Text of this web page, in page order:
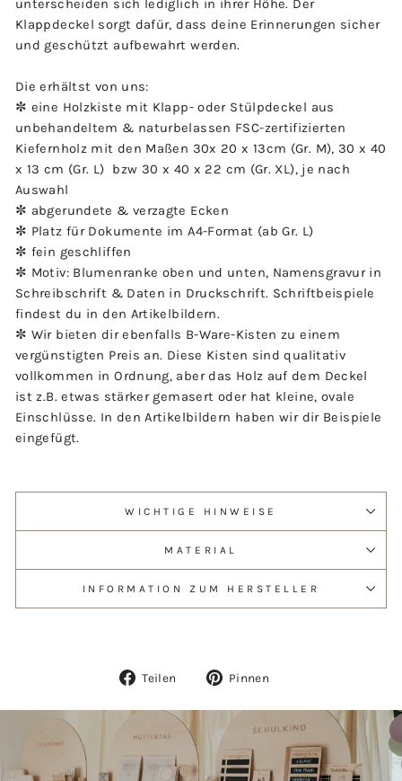
unterscheiden sich lediglich in ihrer Höhe. Der
Klappdeckel sorgt dafür, dass deine Erinnerungen sicher
und geschützt aufbewahrt werden.
Die erhältst von uns:
✼ eine Holzkiste mit Klapp- oder Stülpdeckel aus
unbehandeltem & naturbelassen FSC-zertifizierten
Kiefernholz mit den Maßen 30x 20 x 13cm (Gr. M), 30 x 40
x 13 cm (Gr. L) bzw 30 x 40 x 22 cm (Gr. XL), je nach
Auswahl
✼ abgerundete & verzagte Ecken
✼ Platz für Dokumente im A4-Format (ab Gr. L)
✼ fein geschliffen
✼ Motiv: Blumenranke oben und unten, Namensgravur in
Schreibschrift & Daten in Druckschrift. Schriftbeispiele
findest du in den Artikelbildern.
✼ Wir bieten dir ebenfalls B-Ware-Kisten zu einem
vergünstigten Preis an. Diese Kisten sind qualitativ
vollkommen in Ordnung, aber das Holz auf dem Deckel
ist z.B. etwas stärker gemasert oder hat kleine, ovale
Einschlüsse. In den Artikelbildern haben wir dir Beispiele
eingefügt.
WICHTIGE HINWEISE
MATERIAL
INFORMATION ZUM HERSTELLER
Teilen
Auf
Pinnen